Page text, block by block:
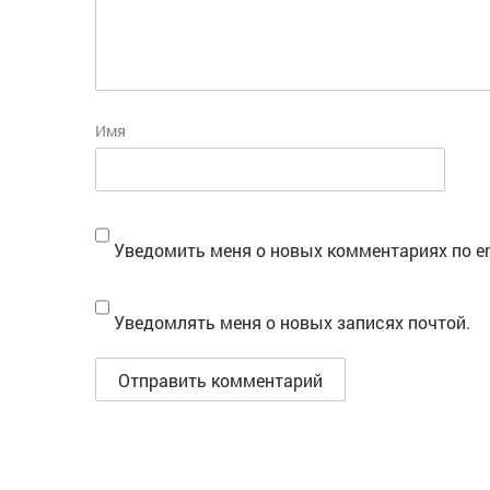
Имя
Уведомить меня о новых комментариях по
Уведомлять меня о новых записях почтой.